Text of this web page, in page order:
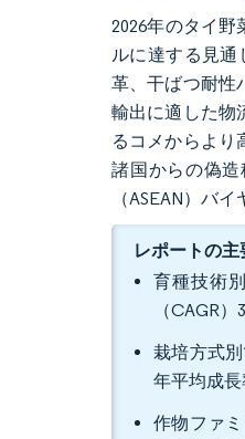
2026年のタイ野
ルに達する見通
革、干ばつ耐性
輸出に適した物
るコメからより
諸国からの偽
（ASEAN）バ
レポートの
育種技術
（CAGR
栽培方式
年平均成長
作物ファ